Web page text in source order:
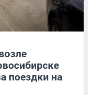
поездки на